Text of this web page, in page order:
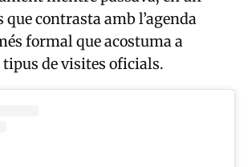
contrasta amb l’agenda
formal que acostuma a
de visites oficials.